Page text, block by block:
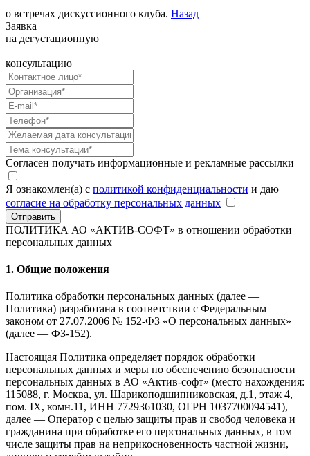
о встречах дискуссионного клуба. Назад
Заявка
на дегустационную
консультацию
Согласен получать информационные и рекламные рассылки
Я ознакомлен(а) с политикой конфиденциальности и даю
согласие на обработку персональных данных
Отправить
ПОЛИТИКА АО «АКТИВ-СОФТ» в отношении обработки
персональных данных
1. Общие положения
Политика обработки персональных данных (далее —
Политика) разработана в соответствии с Федеральным
законом от 27.07.2006 № 152-ФЗ «О персональных данных»
(далее — ФЗ-152).
Настоящая Политика определяет порядок обработки
персональных данных и меры по обеспечению безопасности
персональных данных в АО «Актив-софт» (место нахождения:
115088, г. Москва, ул. Шарикоподшипниковская, д.1, этаж 4,
пом. IX, комн.11, ИНН 7729361030, ОГРН 1037700094541),
далее — Оператор с целью защиты прав и свобод человека и
гражданина при обработке его персональных данных, в том
числе защиты прав на неприкосновенность частной жизни,